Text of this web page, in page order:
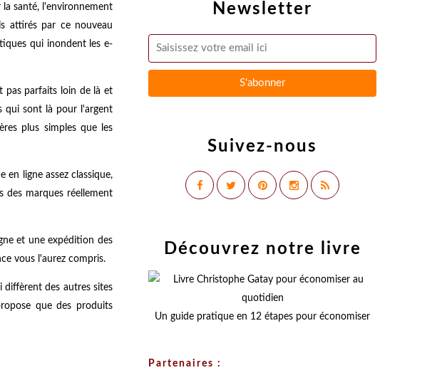
santé, l'environnement
attirés par ce nouveau
qui inondent les e-
pas parfaits loin de là et
qui sont là pour l'argent
plus simples que les
ligne assez classique,
des marques réellement
et une expédition des
vous l'aurez compris.
des autres sites
que des produits
Newsletter
Suivez-nous
Découvrez notre livre
Un guide pratique en 12 étapes pour économiser
Partenaires :